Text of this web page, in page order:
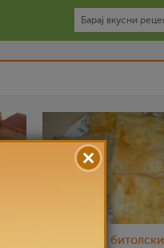
Зелник на битолски